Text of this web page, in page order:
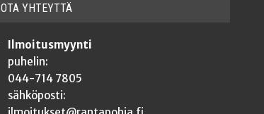
OTA YHTEYT­TÄ
Ilmoitusmyynti
puhelin:
044-714 7805
sähköposti: